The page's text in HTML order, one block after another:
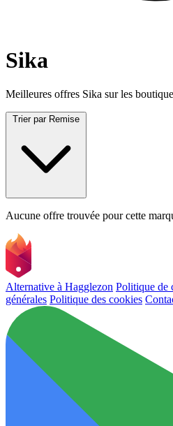
Sika
Meilleures offres Sika sur les
Trier par Remise
Aucune offre trouvée pour cette
Alternative à Hagglezon Politique de
générales Politique des cookies